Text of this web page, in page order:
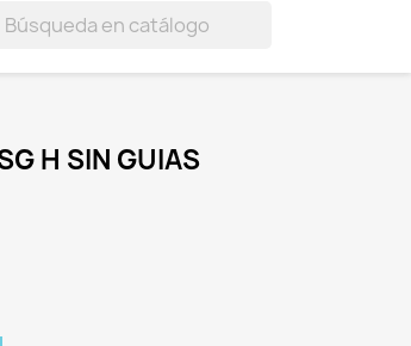
H SIN GUIAS